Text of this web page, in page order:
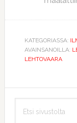
KATEGORIASSA:
AVAINSANOILLA:
LEHTOVAARA
sivupalkki
sivustolta